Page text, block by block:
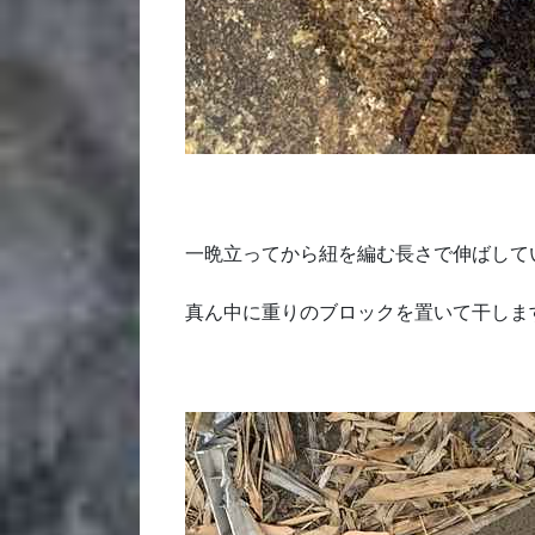
一晩立ってから紐を編む長さで伸ばして
真ん中に重りのブロックを置いて干しま